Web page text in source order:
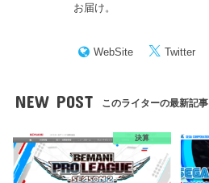
お届け。
WebSite Twitter
NEW POST このライターの最新記事
決算